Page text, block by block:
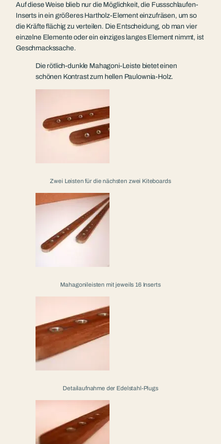
Auf diese Weise blieb nur die Möglichkeit, die Fussschlaufen-
Inserts in ein größeres Hartholz-Element einzufräsen, um so
die Kräfte flächig zu verteilen. Die Entscheidung, ob man vier
einzelne Elemente oder ein einziges langes Element nimmt, ist
Geschmackssache.
Die rötlich-dunkle Mahagoni-Leiste bietet einen
schönen Kontrast zum hellen Paulownia-Holz.
Zwei Leisten für die nächsten zwei Kiteboards
Mahagonileisten mit jeweils 16 Inserts
Detailaufnahme der Edelstahl-Plugs